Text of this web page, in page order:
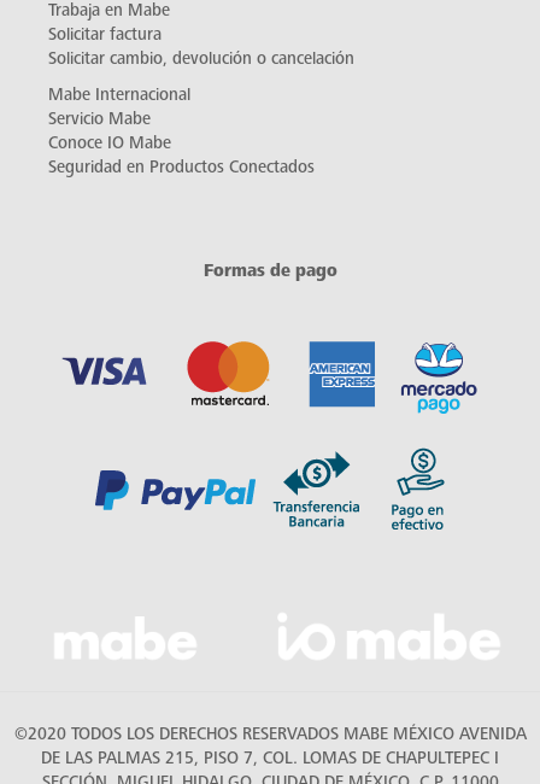
Trabaja en Mabe
Solicitar factura
Solicitar cambio, devolución o cancelación
Mabe Internacional
Servicio Mabe
Conoce IO Mabe
Seguridad en Productos Conectados
Formas de pago
©2020 TODOS LOS DERECHOS RESERVADOS MABE MÉXICO AVENIDA
DE LAS PALMAS 215, PISO 7, COL. LOMAS DE CHAPULTEPEC I